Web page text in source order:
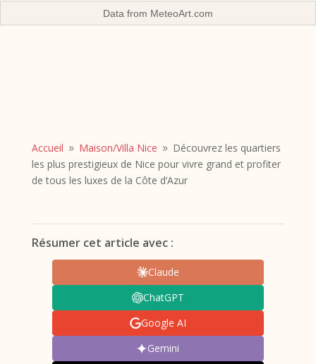
Data from MeteoArt.com
Accueil 9 Maison/Villa Nice 9 Découvrez les quartiers
les plus prestigieux de Nice pour vivre grand et profiter
de tous les luxes de la Côte d’Azur
Résumer cet article avec :
Claude
ChatGPT
Google AI
Gemini